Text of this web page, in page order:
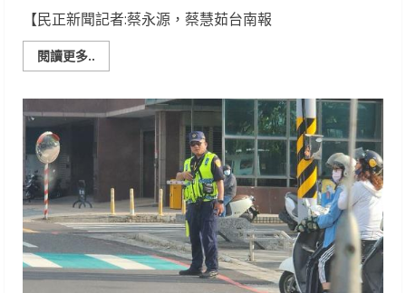
電
【民正新聞記者:蔡永源，蔡慧茹台南報
閱讀更多..
more
綁
南
會
傳
承
文
化
創
造